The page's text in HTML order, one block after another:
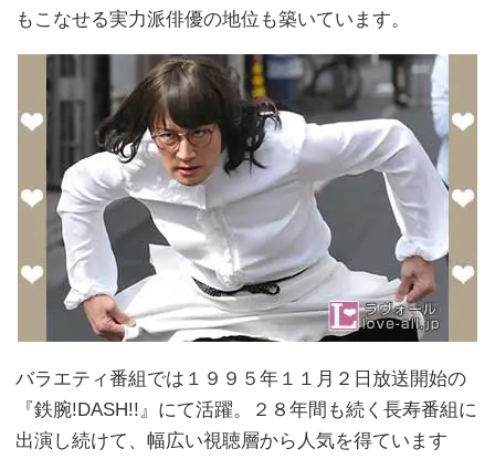
もこなせる実力派俳優の地位も築いています。
バラエティ番組では１９９５年１１月２日放送開始の
『鉄腕!DASH!!』にて活躍。２８年間も続く長寿番組に
出演し続けて、幅広い視聴層から人気を得ています